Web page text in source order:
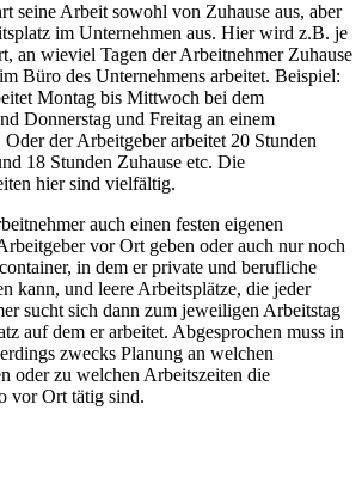
seine Arbeit sowohl von Zuhause aus, aber
im Unternehmen aus. Hier wird z.B. je
an wieviel Tagen der Arbeitnehmer Zuhause
Büro des Unternehmens arbeitet. Beispiel:
Montag bis Mittwoch bei dem
Donnerstag und Freitag an einem
der Arbeitgeber arbeitet 20 Stunden
18 Stunden Zuhause etc. Die
hier sind vielfältig.
auch einen festen eigenen
vor Ort geben oder auch nur noch
in dem er private und berufliche
kann, und leere Arbeitsplätze, die jeder
sucht sich dann zum jeweiligen Arbeitstag
auf dem er arbeitet. Abgesprochen muss in
zwecks Planung an welchen
oder zu welchen Arbeitszeiten die
vor Ort tätig sind.